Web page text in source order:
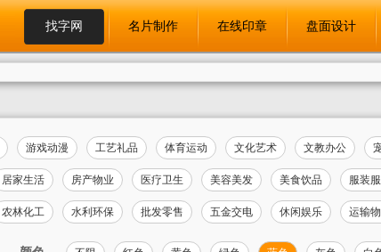
找字网 名片制作 在线印章 盘面设计
游戏动漫 工艺礼品 体育运动 文化艺术 文教办公
居家生活 房产物业 医疗卫生 美容美发 美食饮品 服装
农林化工 水利环保 批发零售 五金交电 休闲娱乐 运输